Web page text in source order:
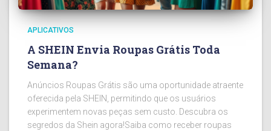
APLICATIVOS
A SHEIN Envia Roupas Grátis Toda
Semana?
Anúncios Roupas Grátis são uma oportunidade atraente
oferecida pela SHEIN, permitindo que os usuários
experimentem novas peças sem custo. Descubra os
segredos da Shein agora!Saiba como receber roupas